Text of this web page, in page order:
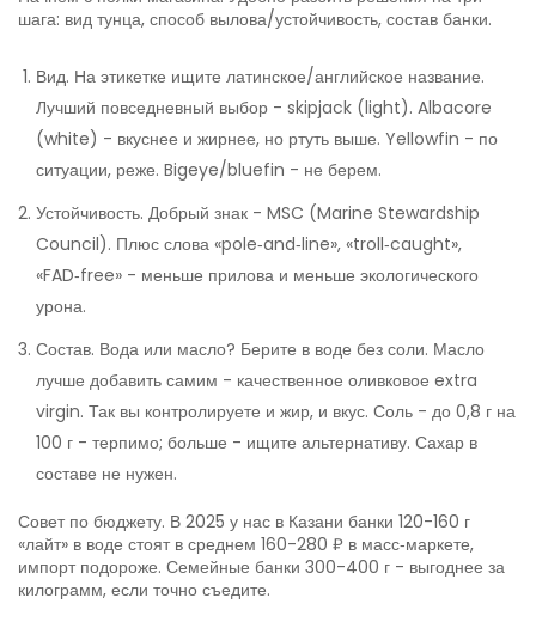
шага: вид тунца, способ вылова/устойчивость, состав банки.
Вид. На этикетке ищите латинское/английское название.
Лучший повседневный выбор - skipjack (light). Albacore
(white) - вкуснее и жирнее, но ртуть выше. Yellowfin - по
ситуации, реже. Bigeye/bluefin - не берем.
Устойчивость. Добрый знак - MSC (Marine Stewardship
Council). Плюс слова «pole‑and‑line», «troll‑caught»,
«FAD‑free» - меньше прилова и меньше экологического
урона.
Состав. Вода или масло? Берите в воде без соли. Масло
лучше добавить самим - качественное оливковое extra
virgin. Так вы контролируете и жир, и вкус. Соль - до 0,8 г на
100 г - терпимо; больше - ищите альтернативу. Сахар в
составе не нужен.
Совет по бюджету. В 2025 у нас в Казани банки 120-160 г
«лайт» в воде стоят в среднем 160-280 ₽ в масс‑маркете,
импорт подороже. Семейные банки 300-400 г - выгоднее за
килограмм, если точно съедите.